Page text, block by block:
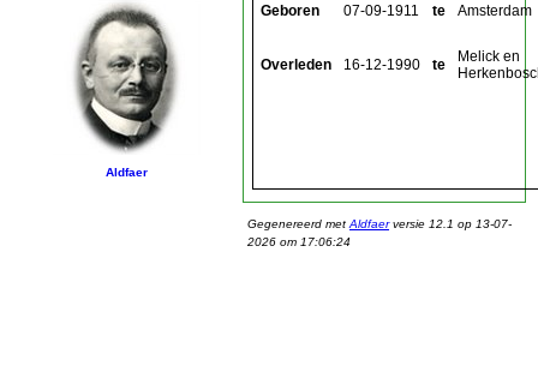
Aldfaer
Geboren 07-09-1911 te Amsterdam
Overleden 16-12-1990 te
Melick en
Gegenereerd met Aldfaerversie 12.1 op 13-07-
2026 om 17:06:24